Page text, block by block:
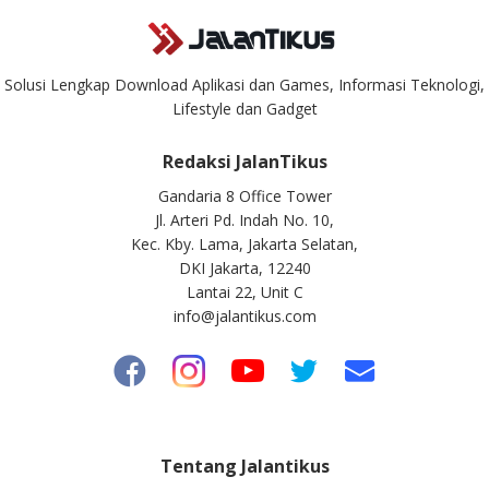
Solusi Lengkap Download Aplikasi dan Games, Informasi Teknologi,
Lifestyle dan Gadget
Redaksi JalanTikus
Gandaria 8 Office Tower
Jl. Arteri Pd. Indah No. 10,
Kec. Kby. Lama, Jakarta Selatan,
DKI Jakarta, 12240
Lantai 22, Unit C
info@jalantikus.com
Tentang Jalantikus